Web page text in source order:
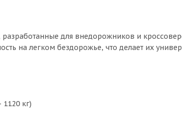
для внедорожников и
на легком бездорожье, что делает их
кг)